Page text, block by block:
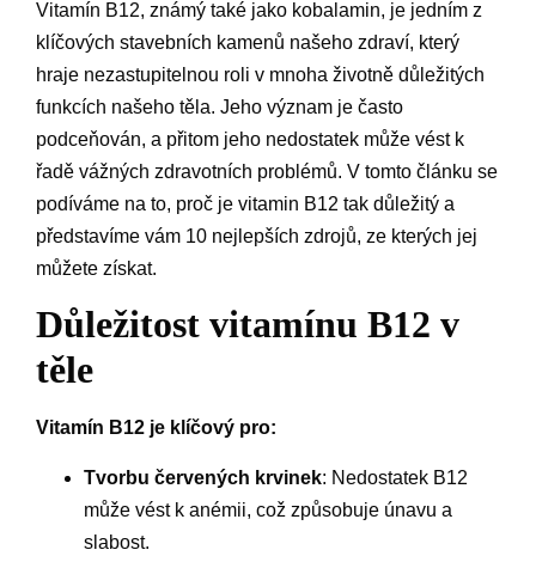
Vitamín B12, známý také jako kobalamin, je jedním z
klíčových stavebních kamenů našeho zdraví, který
hraje nezastupitelnou roli v mnoha životně důležitých
funkcích našeho těla. Jeho význam je často
podceňován, a přitom jeho nedostatek může vést k
řadě vážných zdravotních problémů. V tomto článku se
podíváme na to, proč je vitamin B12 tak důležitý a
představíme vám 10 nejlepších zdrojů, ze kterých jej
můžete získat.
Důležitost vitamínu B12 v
těle
Vitamín B12 je klíčový pro:
Tvorbu červených krvinek: Nedostatek B12
může vést k anémii, což způsobuje únavu a
slabost.